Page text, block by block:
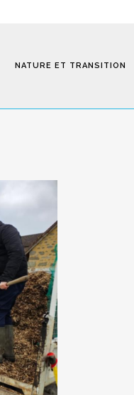
NATURE ET TRANSITION